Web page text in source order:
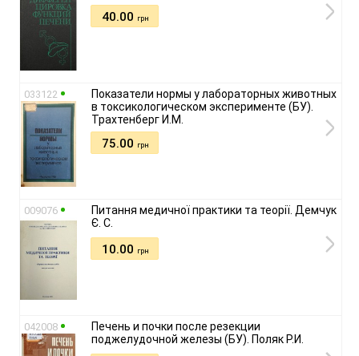
40.00 грн
033122
Показатели нормы у лабораторных животных
в токсикологическом эксперименте (БУ).
Трахтенберг И.М.
75.00 грн
009076
Питання медичної практики та теорії. Демчук
Є. С.
10.00 грн
042008
Печень и почки после резекции
поджелудочной железы (БУ). Поляк Р.И.